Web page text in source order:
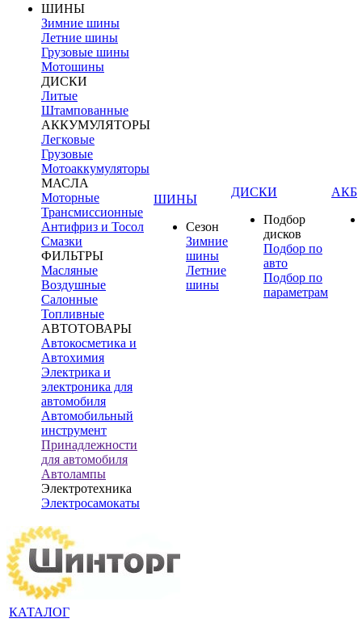
ШИНЫ
Зимние шины
Летние шины
Грузовые шины
Мотошины
ДИСКИ
Литые
Штампованные
АККУМУЛЯТОРЫ
Легковые
Грузовые
Мотоаккумуляторы
МАСЛА
Моторные
Трансмиссионные
Антифриз и Тосол
Смазки
ФИЛЬТРЫ
Масляные
Воздушные
Салонные
Топливные
АВТОТОВАРЫ
Автокосметика и
Автохимия
Электрика и
электроника для
автомобиля
Автомобильный
инструмент
Принадлежности
для автомобиля
Автолампы
Электротехника
Электросамокаты
ШИНЫ
Сезон
Зимние
шины
Летние
шины
ДИСКИ
Подбор
дисков
Подбор по
авто
Подбор по
параметрам
АКБ
КАТАЛОГ